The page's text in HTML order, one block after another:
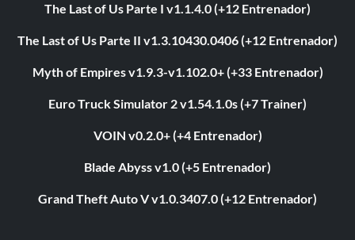
The Last of Us Parte I v1.1.4.0 (+12 Entrenador)
The Last of Us Parte II v1.3.10430.0406 (+12 Entrenador)
Myth of Empires v1.9.3-v1.102.0+ (+33 Entrenador)
Euro Truck Simulator 2 v1.54.1.0s (+7 Trainer)
VOIN v0.2.0+ (+4 Entrenador)
Blade Abyss v1.0 (+5 Entrenador)
Grand Theft Auto V v1.0.3407.0 (+12 Entrenador)